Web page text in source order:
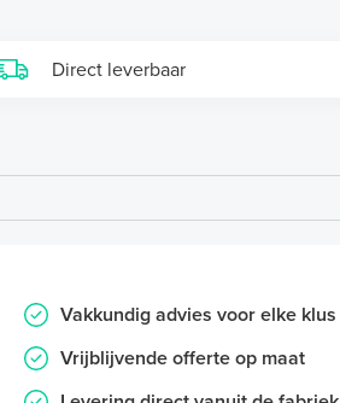
Direct leverbaar
Vakkundig advies voor elke klus
Vrijblijvende offerte op maat